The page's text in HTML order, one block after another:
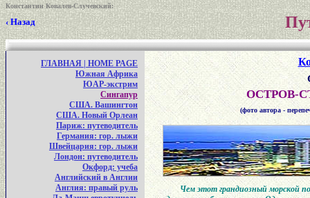
Константин Ковалев-Случевский:
‹ Назад
ГЛАВНАЯ | HOME PAGE
Южная Африка
ЮАР-экстрим
Сингапур
США. Вашингтон
США. Новый Орлеан
Париж: путеводитель
Германия: гор. лыжи
Швейцария: гор. лыжи
Лондон: путеводитель
Окфорд: учеба
Английский в Англии
Англия: правый руль
ОСТРОВ-
(фото автора -
Чем этот грандиозный морской